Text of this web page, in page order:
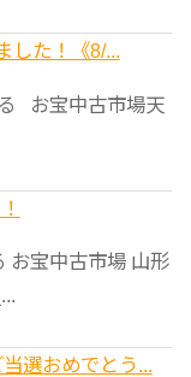
した！《8/...
お宝中古市場天
お宝中古市場 山形
選おめでとう...